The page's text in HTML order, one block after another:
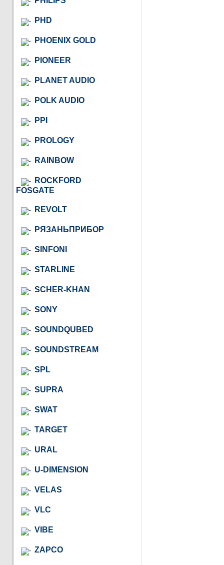
PHD
PHOENIX GOLD
PIONEER
PLANET AUDIO
POLK AUDIO
PPI
PROLOGY
RAINBOW
ROCKFORD
FOSGATE
REVOLT
РЯЗАНЬПРИБОР
SINFONI
STARLINE
SCHER-KHAN
SONY
SOUNDQUBED
SOUNDSTREAM
SPL
SUPRA
SWAT
TARGET
URAL
U-DIMENSION
VELAS
VLC
VIBE
ZAPCO